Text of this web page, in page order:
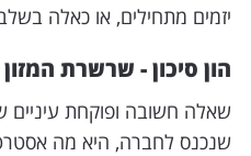
יזמים מתחילים, או כאלה
הון סיכון - שרשרת המזון
שאלה חשובה ופוקחת
שנכנס לחברה, היא מה